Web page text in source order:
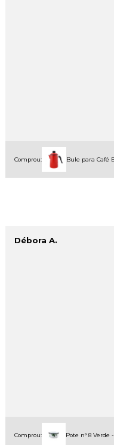
Comprou: Bule para Café
Débora A.
Comprou: Pote n° 8 Verde